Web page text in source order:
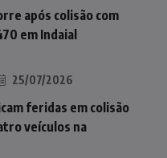
após colisão com
em Indaial
25/07/2026
feridas em colisão
veículos na